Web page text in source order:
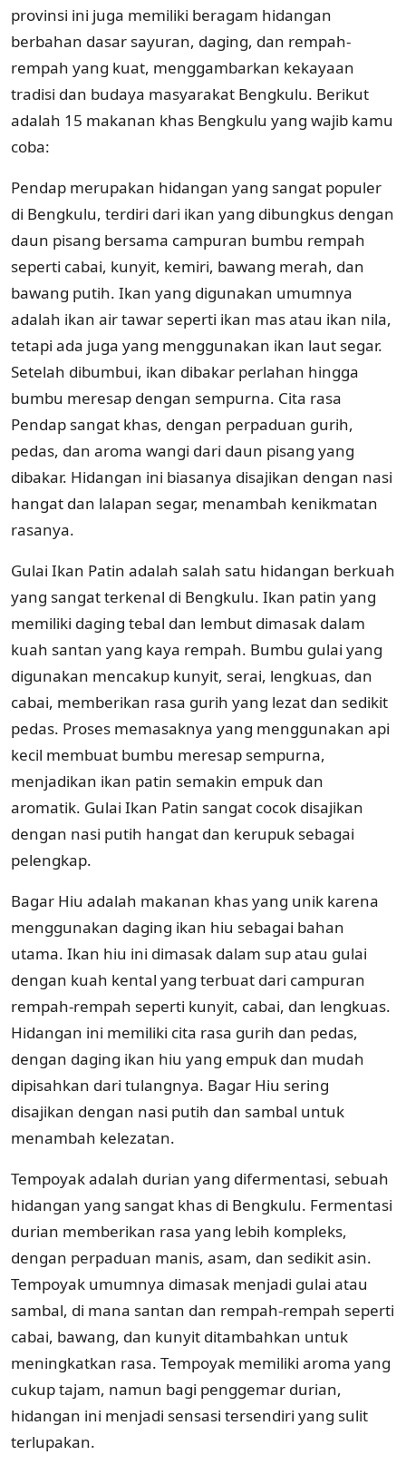
provinsi ini juga memiliki beragam hidangan
berbahan dasar sayuran, daging, dan rempah-
rempah yang kuat, menggambarkan kekayaan
tradisi dan budaya masyarakat Bengkulu. Berikut
adalah 15 makanan khas Bengkulu yang wajib kamu
coba:
Pendap merupakan hidangan yang sangat populer
di Bengkulu, terdiri dari ikan yang dibungkus dengan
daun pisang bersama campuran bumbu rempah
seperti cabai, kunyit, kemiri, bawang merah, dan
bawang putih. Ikan yang digunakan umumnya
adalah ikan air tawar seperti ikan mas atau ikan nila,
tetapi ada juga yang menggunakan ikan laut segar.
Setelah dibumbui, ikan dibakar perlahan hingga
bumbu meresap dengan sempurna. Cita rasa
Pendap sangat khas, dengan perpaduan gurih,
pedas, dan aroma wangi dari daun pisang yang
dibakar. Hidangan ini biasanya disajikan dengan nasi
hangat dan lalapan segar, menambah kenikmatan
rasanya.
Gulai Ikan Patin adalah salah satu hidangan berkuah
yang sangat terkenal di Bengkulu. Ikan patin yang
memiliki daging tebal dan lembut dimasak dalam
kuah santan yang kaya rempah. Bumbu gulai yang
digunakan mencakup kunyit, serai, lengkuas, dan
cabai, memberikan rasa gurih yang lezat dan sedikit
pedas. Proses memasaknya yang menggunakan api
kecil membuat bumbu meresap sempurna,
menjadikan ikan patin semakin empuk dan
aromatik. Gulai Ikan Patin sangat cocok disajikan
dengan nasi putih hangat dan kerupuk sebagai
pelengkap.
Bagar Hiu adalah makanan khas yang unik karena
menggunakan daging ikan hiu sebagai bahan
utama. Ikan hiu ini dimasak dalam sup atau gulai
dengan kuah kental yang terbuat dari campuran
rempah-rempah seperti kunyit, cabai, dan lengkuas.
Hidangan ini memiliki cita rasa gurih dan pedas,
dengan daging ikan hiu yang empuk dan mudah
dipisahkan dari tulangnya. Bagar Hiu sering
disajikan dengan nasi putih dan sambal untuk
menambah kelezatan.
Tempoyak adalah durian yang difermentasi, sebuah
hidangan yang sangat khas di Bengkulu. Fermentasi
durian memberikan rasa yang lebih kompleks,
dengan perpaduan manis, asam, dan sedikit asin.
Tempoyak umumnya dimasak menjadi gulai atau
sambal, di mana santan dan rempah-rempah seperti
cabai, bawang, dan kunyit ditambahkan untuk
meningkatkan rasa. Tempoyak memiliki aroma yang
cukup tajam, namun bagi penggemar durian,
hidangan ini menjadi sensasi tersendiri yang sulit
terlupakan.